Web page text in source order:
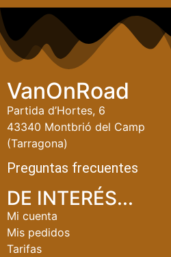
VanOnRoad
Partida d’Hortes, 6
43340 Montbrió del Camp
(Tarragona)
Preguntas frecuentes
DE INTERÉS...
Mi cuenta
Mis pedidos
Tarifas